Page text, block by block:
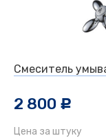
Смеситель
2 800 c
Цена за штуку